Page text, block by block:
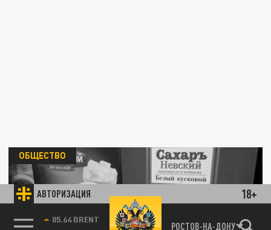
АВТОРИЗАЦИЯ 18+
85.64 BRENT РОСТОВ-НА-ДОНУ
ОБЩЕСТВО